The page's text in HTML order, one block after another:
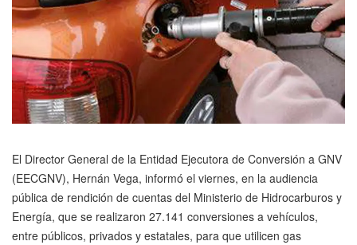
El Director General de la Entidad Ejecutora de Conversión a GNV
(EECGNV), Hernán Vega, informó el viernes, en la audiencia
pública de rendición de cuentas del Ministerio de Hidrocarburos y
Energía, que se realizaron 27.141 conversiones a vehículos,
entre públicos, privados y estatales, para que utilicen gas